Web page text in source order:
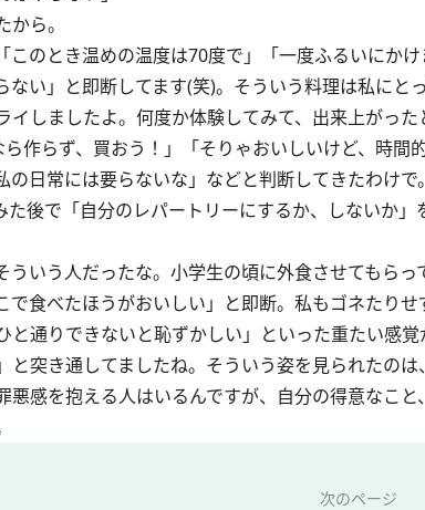
ら。
のとき温めの温度は70度で」「一度ふるいにか
ない」と即断してます(笑)。そういう料理は私にと
しましたよ。何度か体験してみて、出来上がっ
作らず、買おう！」「そりゃおいしいけど、時間
の日常には要らないな」などと判断してきたわけで。
後で「自分のレパートリーにするか、しないか」
いう人だったな。小学生の頃に外食させてもら
で食べたほうがおいしい」と即断。私もゴネたり
通りできないと恥ずかしい」といった重たい感
と突き通してましたね。そういう姿を見られたの
悪感を抱える人はいるんですが、自分の得意なこ
次のページ